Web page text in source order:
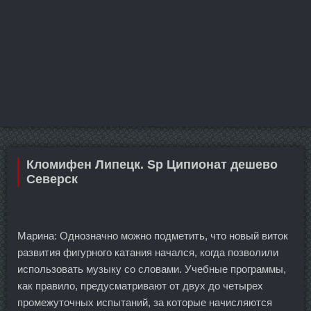
Кломифен Липецк. Sp Ципионат дешево
Северск
Марина: Однозначно можно подметить, что новый виток
развития фигурного катания начался, когда позволили
использовать музыку со словами. Учебные программы,
как правило, предусматривают от двух до четырех
промежуточных испытаний, за которые начисляются